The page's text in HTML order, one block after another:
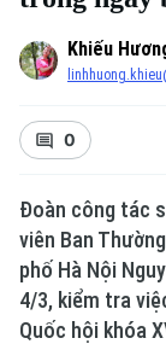
Khiếu
0
Đoàn công tác
viên Ban
phố Hà Nội
4/3, kiểm tra
Quốc hội khóa